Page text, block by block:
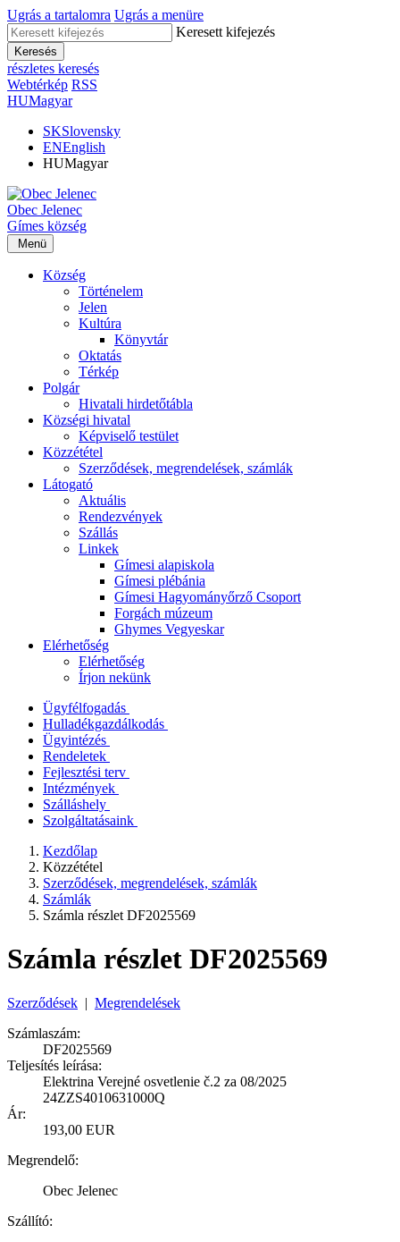
Ugrás a tartalomra Ugrás a menüre
Keresett kifejezés
Keresés
részletes keresés
Webtérkép RSS
HUMagyar
SKSlovensky
ENEnglish
HUMagyar
Obec Jelenec
Gímes község
Menü
Község
Történelem
Jelen
Kultúra
Könyvtár
Oktatás
Térkép
Polgár
Hivatali hirdetőtábla
Községi hivatal
Képviselő testület
Közzététel
Szerződések, megrendelések, számlák
Látogató
Aktuális
Rendezvények
Szállás
Linkek
Gímesi alapiskola
Gímesi plébánia
Gímesi Hagyományőrző Csoport
Forgách múzeum
Ghymes Vegyeskar
Elérhetőség
Elérhetőség
Írjon nekünk
Ügyfélfogadás
Hulladékgazdálkodás
Ügyintézés
Rendeletek
Fejlesztési terv
Intézmények
Szálláshely
Szolgáltatásaink
Kezdőlap
Közzététel
Szerződések, megrendelések, számlák
Számlák
Számla részlet DF2025569
Számla részlet DF2025569
Szerződések | Megrendelések
Számlaszám:
DF2025569
Teljesítés leírása:
Elektrina Verejné osvetlenie č.2 za 08/2025
24ZZS4010631000Q
Ár:
193,00 EUR
Megrendelő:
Obec Jelenec
Szállító: